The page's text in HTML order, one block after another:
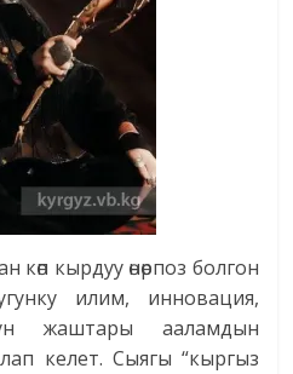
көп кырдуу өнөрпоз болгон
илим, инновация,
жаштары ааламдын
келет. Сыягы “кыргыз